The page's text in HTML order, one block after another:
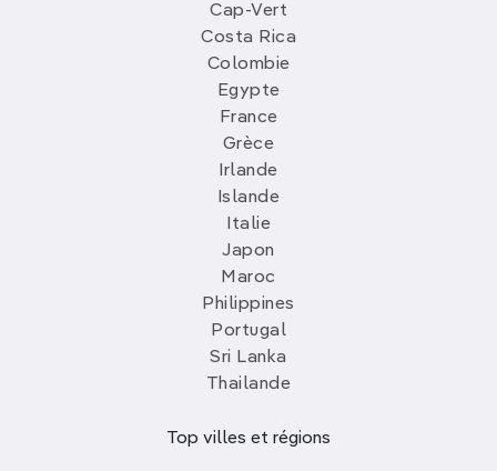
Cap-Vert
Costa Rica
Colombie
Egypte
France
Grèce
Irlande
Islande
Italie
Japon
Maroc
Philippines
Portugal
Sri Lanka
Thailande
Top villes et régions